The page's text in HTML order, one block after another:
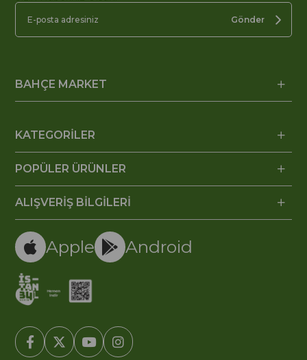
Gönder
BAHÇE MARKET
KATEGORİLER
POPÜLER ÜRÜNLER
ALIŞVERİŞ BİLGİLERİ
Apple Android